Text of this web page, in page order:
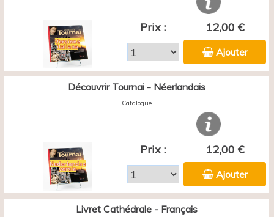
Prix : 12,00 €
Ajouter
Découvrir Tournai - Néerlandais
Catalogue
Prix : 12,00 €
Ajouter
Livret Cathédrale - Français